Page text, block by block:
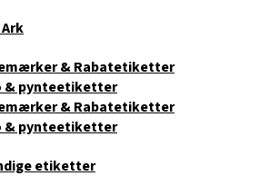
& Rabatetiketter
& pynteetiketter
& Rabatetiketter
& pynteetiketter
etiketter